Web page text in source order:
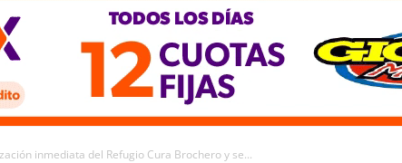
inmediata del Refugio Cura Brochero y se...